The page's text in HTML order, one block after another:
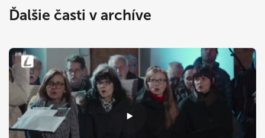
Ďalšie časti v archíve